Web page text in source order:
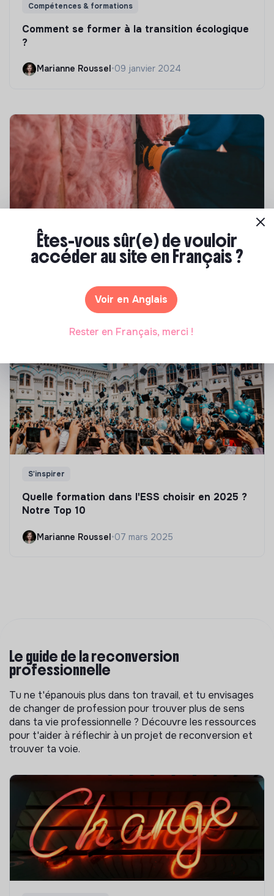
Compétences & formations
Comment se former à la transition écologique
?
Marianne Roussel •09 janvier 2024
Compétences & formations
Top 8 des formations en rénovation
Marianne Roussel• 21 janvier 2025
S'inspirer
Quelle formation dans l'ESS choisir en 2025 ?
Notre Top 10
Marianne Roussel•07 mars 2025
Le guide de la reconversion
professionnelle
Tu ne t'épanouis plus dans ton travail, et tu envisages
de changer de profession pour trouver plus de sens
dans ta vie professionnelle ? Découvre les ressources
pour t'aider à réflechir à un projet de reconversion et
trouver ta voie.
Êtes-vous sûr(e) de vouloir
accéder au site en Français ?
Voir en Anglais
Rester en Français, merci !